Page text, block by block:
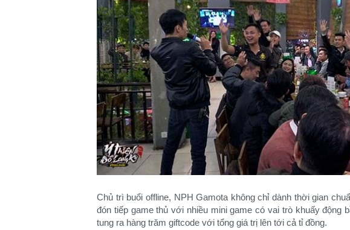
Chủ trì buổi offline, NPH Gamota không chỉ dành thời gian
đón tiếp game thủ với nhiều mini game có vai trò khuấy động
tung ra hàng trăm giftcode với tổng giá trị lên tới cả tỉ đồng.